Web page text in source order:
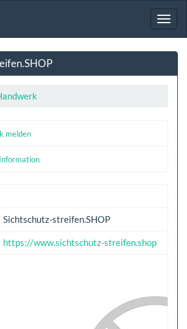
melden
Sichtschutz-streifen.SHOP
https://www.sichtschutz-streifen.shop